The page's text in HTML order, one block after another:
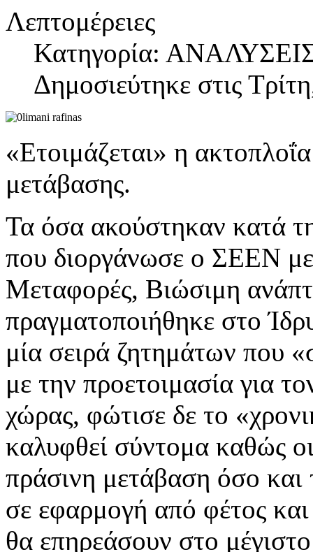
Λεπτομέρειες
Κατηγορία:
Δημοσιεύτηκε στις
«Ετοιμάζεται» η
μετάβασης.
Τα όσα ακούστηκαν κατά
που διοργάνωσε ο ΣΕΕΝ
Μεταφορές, Βιώσιμη
πραγματοποιήθηκε στο
μία σειρά ζητημάτων που
με την προετοιμασία για
χώρας, φώτισε δε το
καλυφθεί σύντομα καθώς
πράσινη μετάβαση όσο και
σε εφαρμογή από φέτος
θα επηρεάσουν στο